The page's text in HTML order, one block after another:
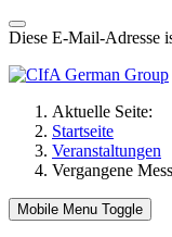
Diese E-Mail-Adresse
Aktuelle Seite:
Startseite
Veranstaltungen
Vergangene
Mobile Menu Toggle